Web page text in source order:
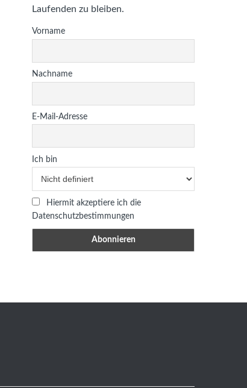
Laufenden zu bleiben.
Vorname
Nachname
E-Mail-Adresse
Ich bin
Hiermit akzeptiere ich die
Datenschutzbestimmungen